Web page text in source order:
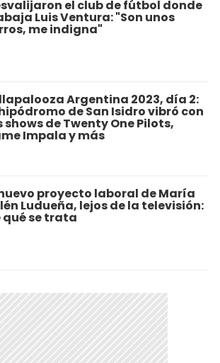
el club de fútbol donde
Luis Ventura: "Son unos
me indigna"
Argentina 2023, día 2:
de San Isidro vibró con
shows de Twenty One Pilots,
Impala y más
proyecto laboral de María
Ludueña, lejos de la televisión:
qué se trata